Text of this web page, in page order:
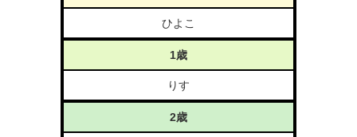
ひよこ
1歳
りす
2歳